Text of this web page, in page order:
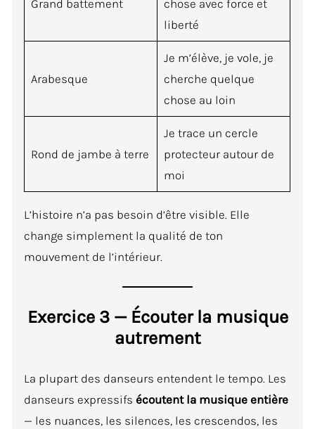
Grand battement
chose avec force et
liberté
Arabesque
Je m’élève, je vole, je
cherche quelque
chose au loin
Rond de jambe à terre
Je trace un cercle
protecteur autour de
moi
L’histoire n’a pas besoin d’être visible. Elle
change simplement la qualité de ton
mouvement de l’intérieur.
Exercice 3 — Écouter la musique
autrement
La plupart des danseurs entendent le tempo. Les
danseurs expressifsécoutent la musique entière
— les nuances, les silences, les crescendos, les